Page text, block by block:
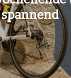
spannend